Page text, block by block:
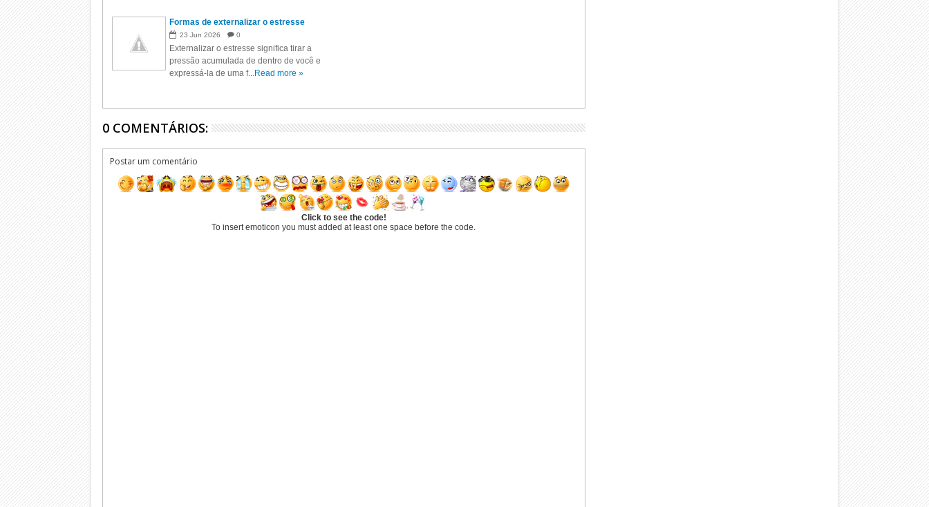
Formas de externalizar o estresse
23 Jun 2026 0
Externalizar o estresse significa tirar a
pressão acumulada de dentro de você e
expressá-la de uma f...Read more »
0 COMENTÁRIOS:
Postar um comentário
Click to see the code!
To insert emoticon you must added at least one space before the code.